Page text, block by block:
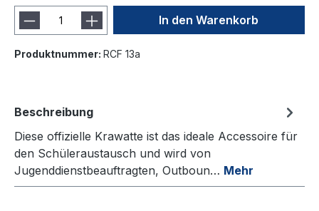
In den Warenkorb
Produktnummer: RCF 13a
Beschreibung
Diese offizielle Krawatte ist das ideale Accessoire für
den Schüleraustausch und wird von
Jugenddienstbeauftragten, Outboun… Mehr